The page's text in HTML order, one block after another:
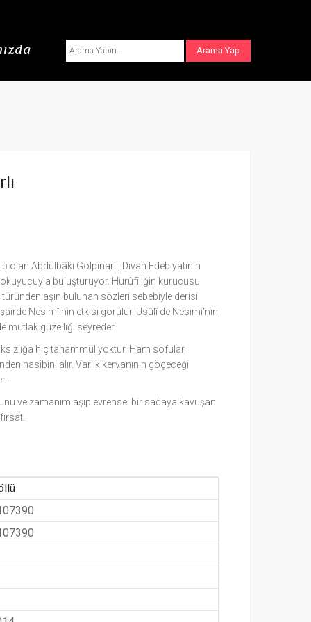
Abdülbâki Gölpınarlı, Divan Edebiyatının
buluşturuyor. Hurûfîliğin kurucusu
türünden aşın bulunan sözleri sebebiyle derisi
Nesimî’nin etkisi görülür. Usûlî de Nesimi’nin
mutlak güzelliği seyreder.
hiç tahammül yoktur. Ham sofular,
nasibini alır. Varlık kervanının göçeceği
ve zamanım aşıp evrensel bir sadaya kavuşan